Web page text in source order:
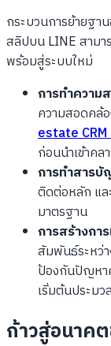
กระบวนการย้ายฐ
สลิปบน LINE สามา
พร้อมสู่ระบบใหม่
การทำความ
ความสอดคล้
estate
ก่อนนำเข้าคล
การทำสารบั
ติดต่อหลัก แล
มาตรฐาน
การสร้างกา
สัมพันธ์ระหว่
ป้องกันปัญหา
เริ่มต้นประมว
ก้าวสู่อนาค